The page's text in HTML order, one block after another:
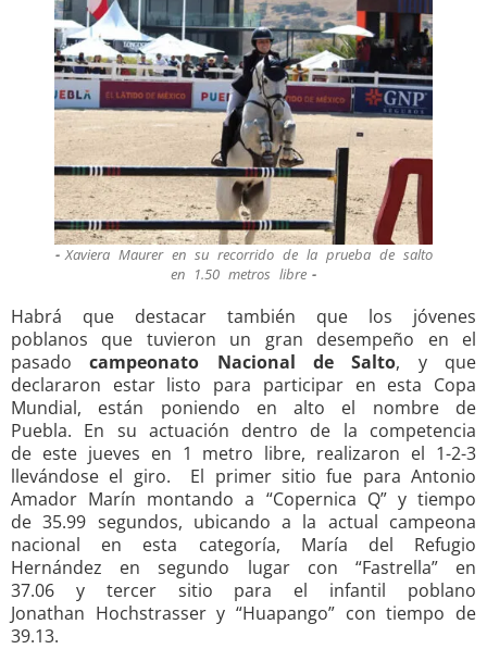
Xaviera Maurer en su recorrido de la prueba de salto
en 1.50 metros libre
Habrá que destacar también que los jóvenes
poblanos que tuvieron un gran desempeño en el
pasadocampeonato Nacional de Salto, y que
declararon estar listo para participar en esta Copa
Mundial, están poniendo en alto el nombre de
Puebla. En su actuación dentro de la competencia
de este jueves en 1 metro libre, realizaron el 1-2-3
llevándose el giro. El primer sitio fue para Antonio
Amador Marín montando a “Copernica Q” y tiempo
de 35.99 segundos, ubicando a la actual campeona
nacional en esta categoría, María del Refugio
Hernández en segundo lugar con “Fastrella” en
37.06 y tercer sitio para el infantil poblano
Jonathan Hochstrasser y “Huapango” con tiempo de
39.13.